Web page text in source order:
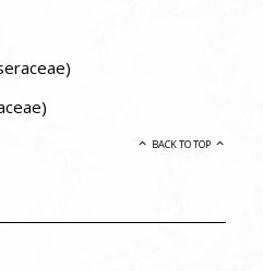
BACK TO TOP